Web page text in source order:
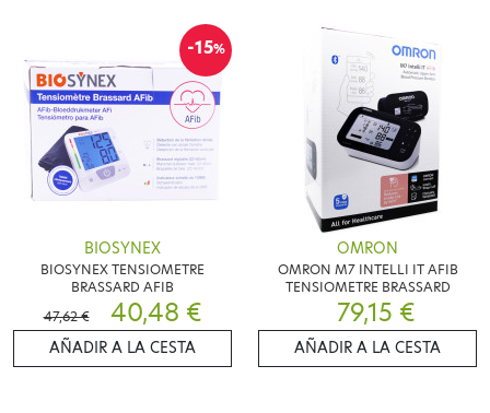
-15%
BIOSYNEX
BIOSYNEX TENSIOMETRE
BRASSARD AFIB
47,62 €
40,48 €
AÑADIR A LA CESTA
OMRON
OMRON M7 INTELLI IT AFIB
TENSIOMETRE BRASSARD
79,15 €
AÑADIR A LA CESTA